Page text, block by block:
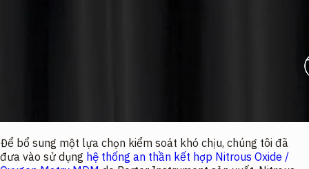
Để bổ sung một lựa chọn kiểm soát khó chịu, chúng tôi đã
đưa vào sử dụng hệ thống an thần kết hợp Nitrous Oxide /